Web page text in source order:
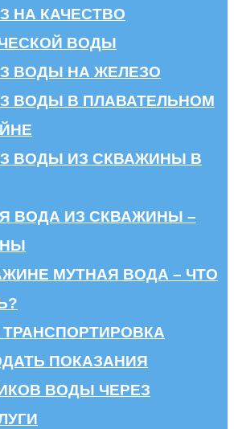
НА КАЧЕСТВО
ВОДЫ
ВОДЫ НА ЖЕЛЕЗО
ВОДЫ В ПЛАВАТЕЛЬНОМ
ВОДЫ ИЗ СКВАЖИНЫ В
ВОДА ИЗ СКВАЖИНЫ –
МУТНАЯ ВОДА – ЧТО
ПОКАЗАНИЯ
ВОДЫ ЧЕРЕЗ